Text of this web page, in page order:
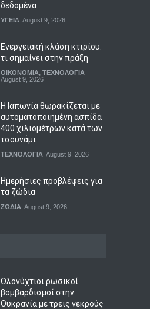
δεδομένα
ΥΓΕΙΑ August 9, 2026
Ενεργειακή κλάση κτιρίου:
τι σημαίνει στην πράξη
ΟΙΚΟΝΟΜΙΑ, ΤΕΧΝΟΛΟΓΙΑ
August 9, 2026
Η Ιαπωνία θωρακίζεται με
αυτοματοποιημένη ασπίδα
400 χιλιομέτρων κατά των
τσουνάμι
ΤΕΧΝΟΛΟΓΙΑ August 9, 2026
Ημερήσιες προβλέψεις για
τα ζώδια
ΖΩΔΙΑ August 9, 2026
Ολονύχτιοι ρωσικοί
βομβαρδισμοί στην
Ουκρανία με τρεις νεκρούς